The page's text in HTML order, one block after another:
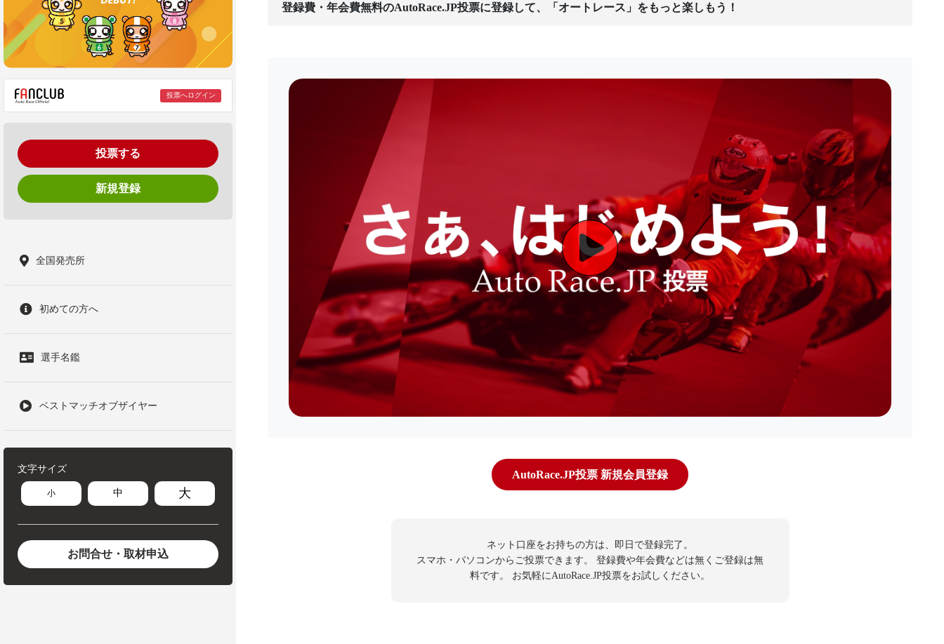
投票へログイン
投票する
新規登録
全国発売所
初めての方へ
選手名鑑
ベストマッチオブザイヤー
文字サイズ
小 中 大
お問合せ・取材申込
登録費・年会費無料のAutoRace.JP投票に登録して、「オートレース」をもっと楽しもう！
AutoRace.JP投票 新規会員登録
ネット口座をお持ちの方は、即日で登録完了。
スマホ・パソコンからご投票できます。
登録費や年会費などは無くご登録は無
料です。
お気軽にAutoRace.JP投票をお試しください。